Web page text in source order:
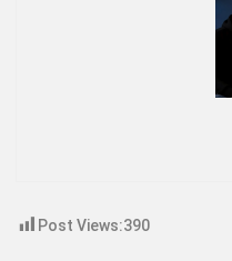
Post Views:390